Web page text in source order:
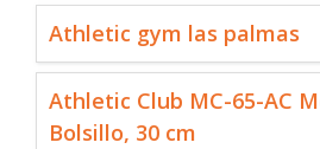
Athletic gym las palmas
Athletic Club MC-65-AC
Bolsillo, 30 cm